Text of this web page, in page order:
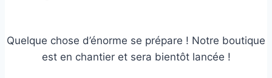
Quelque chose d’énorme se prépare ! Notre boutique
est en chantier et sera bientôt lancée !